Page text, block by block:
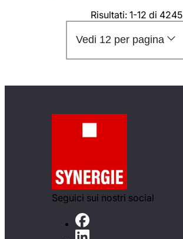
Risultati: 1-12 di 4245
Vedi 12 per pagina
Seguici sui nostri social